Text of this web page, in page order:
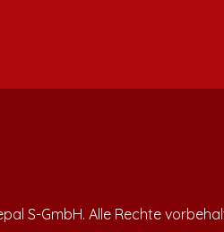
S-GmbH. Alle Rechte